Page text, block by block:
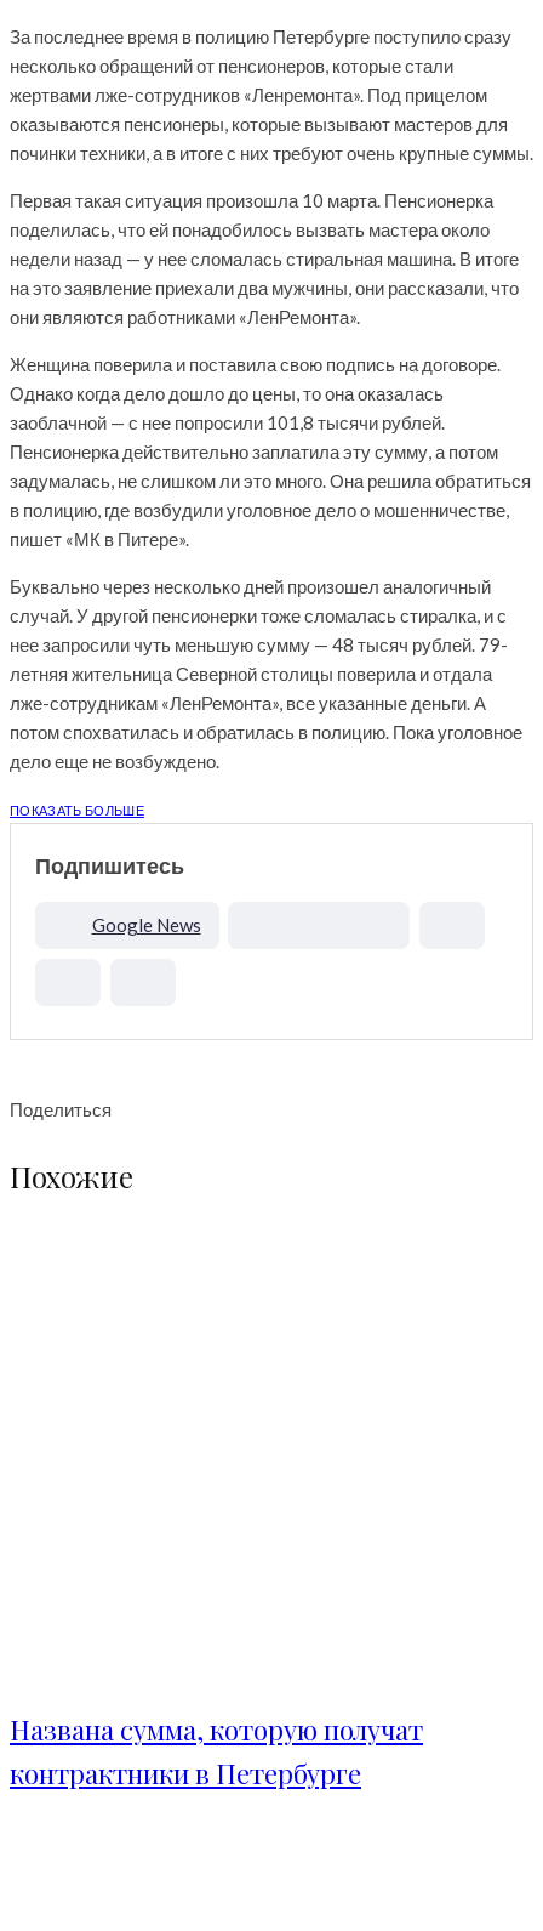
За последнее время в полицию Петербурге поступило сразу
несколько обращений от пенсионеров, которые стали
жертвами лже-сотрудников «Ленремонта». Под прицелом
оказываются пенсионеры, которые вызывают мастеров для
починки техники, а в итоге с них требуют очень крупные суммы.
Первая такая ситуация произошла 10 марта. Пенсионерка
поделилась, что ей понадобилось вызвать мастера около
недели назад — у нее сломалась стиральная машина. В итоге
на это заявление приехали два мужчины, они рассказали, что
они являются работниками «ЛенРемонта».
Женщина поверила и поставила свою подпись на договоре.
Однако когда дело дошло до цены, то она оказалась
заоблачной — с нее попросили 101,8 тысячи рублей.
Пенсионерка действительно заплатила эту сумму, а потом
задумалась, не слишком ли это много. Она решила обратиться
в полицию, где возбудили уголовное дело о мошенничестве,
пишет «МК в Питере».
Буквально через несколько дней произошел аналогичный
случай. У другой пенсионерки тоже сломалась стиралка, и с
нее запросили чуть меньшую сумму — 48 тысяч рублей. 79-
летняя жительница Северной столицы поверила и отдала
лже-сотрудникам «ЛенРемонта», все указанные деньги. А
потом спохватилась и обратилась в полицию. Пока уголовное
дело еще не возбуждено.
ПОКАЗАТЬ БОЛЬШЕ
Подпишитесь
Google News
Поделиться
Похожие
Названа сумма, которую получат
контрактники в Петербурге